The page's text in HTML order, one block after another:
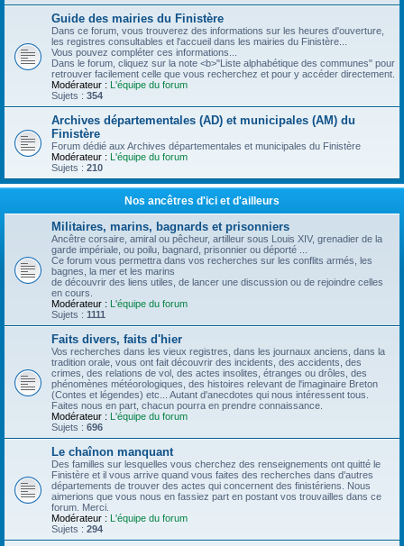
Guide des mairies du Finistère
Dans ce forum, vous trouverez des informations sur les heures d'ouverture,
les registres consultables et l'accueil dans les mairies du Finistère...
Vous pouvez compléter ces informations...
Dans le forum, cliquez sur la note <b>"Liste alphabétique des communes" pour
retrouver facilement celle que vous recherchez et pour y accéder directement.
Modérateur : L'équipe du forum
Sujets : 354
Archives départementales (AD) et municipales (AM) du
Finistère
Forum dédié aux Archives départementales et municipales du Finistère
Modérateur : L'équipe du forum
Sujets : 210
Nos ancêtres d'ici et d'ailleurs
Militaires, marins, bagnards et prisonniers
Ancêtre corsaire, amiral ou pêcheur, artilleur sous Louis XIV, grenadier de la
garde impériale, ou poilu, bagnard, prisonnier ou déporté ...
Ce forum vous permettra dans vos recherches sur les conflits armés, les
bagnes, la mer et les marins
de découvrir des liens utiles, de lancer une discussion ou de rejoindre celles
en cours.
Modérateur : L'équipe du forum
Sujets : 1111
Faits divers, faits d'hier
Vos recherches dans les vieux registres, dans les journaux anciens, dans la
tradition orale, vous ont fait découvrir des incidents, des accidents, des
crimes, des relations de vol, des actes insolites, étranges ou drôles, des
phénomènes météorologiques, des histoires relevant de l'imaginaire Breton
(Contes et légendes) etc... Autant d'anecdotes qui nous intéressent tous.
Faites nous en part, chacun pourra en prendre connaissance.
Modérateur : L'équipe du forum
Sujets : 696
Le chaînon manquant
Des familles sur lesquelles vous cherchez des renseignements ont quitté le
Finistère et il vous arrive quand vous faites des recherches dans d'autres
départements de trouver des actes qui concernent des finistériens. Nous
aimerions que vous nous en fassiez part en postant vos trouvailles dans ce
forum. Merci.
Modérateur : L'équipe du forum
Sujets : 294